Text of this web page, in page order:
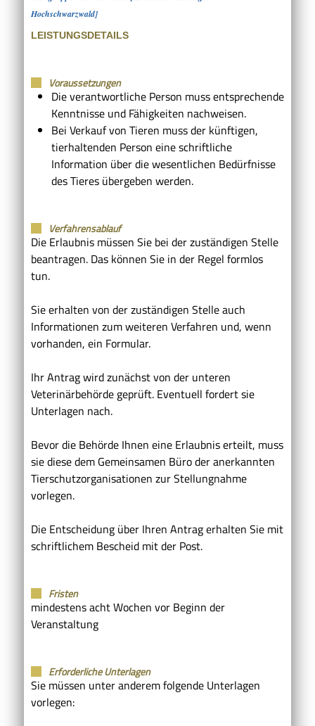
Hochschwarzwald]
LEISTUNGSDETAILS
Voraussetzungen
Die verantwortliche Person muss entsprechende
Kenntnisse und Fähigkeiten nachweisen.
Bei Verkauf von Tieren muss der künftigen,
tierhaltenden Person eine schriftliche
Information über die wesentlichen Bedürfnisse
des Tieres übergeben werden.
Verfahrensablauf
Die Erlaubnis müssen Sie bei der zuständigen Stelle
beantragen. Das können Sie in der Regel formlos
tun.
Sie erhalten von der zuständigen Stelle auch
Informationen zum weiteren Verfahren und, wenn
vorhanden, ein Formular.
Ihr Antrag wird zunächst von der unteren
Veterinärbehörde geprüft. Eventuell fordert sie
Unterlagen nach.
Bevor die Behörde Ihnen eine Erlaubnis erteilt, muss
sie diese dem Gemeinsamen Büro der anerkannten
Tierschutzorganisationen zur Stellungnahme
vorlegen.
Die Entscheidung über Ihren Antrag erhalten Sie mit
schriftlichem Bescheid mit der Post.
Fristen
mindestens acht Wochen vor Beginn der
Veranstaltung
Erforderliche Unterlagen
Sie müssen unter anderem folgende Unterlagen
vorlegen: